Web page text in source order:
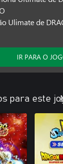
Ulimate de
IR PARA O
para este